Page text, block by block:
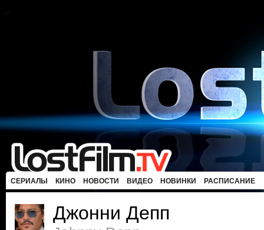
СЕРИАЛЫ КИНО НОВОСТИ ВИДЕО НОВИНКИ РАСПИСАНИЕ
Джонни Депп